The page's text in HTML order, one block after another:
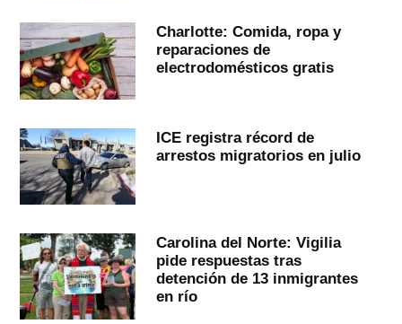
Charlotte: Comida, ropa y
reparaciones de
electrodomésticos gratis
ICE registra récord de
arrestos migratorios en julio
Carolina del Norte: Vigilia
pide respuestas tras
detención de 13 inmigrantes
en río